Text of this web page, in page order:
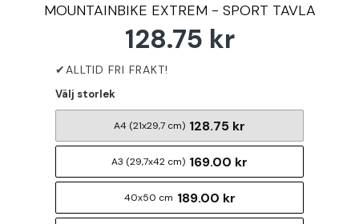
MOUNTAINBIKE EXTREM - SPORT TAVLA
128.75 kr
Välj storlek
A4 (21x29,7 cm) 128.75 kr
A3 (29,7x42 cm) 169.00 kr
40x50 cm 189.00 kr